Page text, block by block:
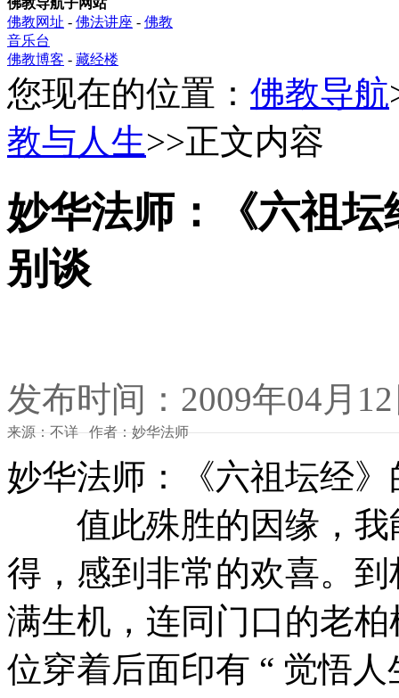
佛教网址 - 佛法讲座 - 佛教
音乐台
佛教博客 - 藏经楼
您现在的位置： 佛教导航
教与人生>>正文内容
妙华法师：《六祖
别谈
发布时间：2009年04月
来源：不详 作者：妙华法师
妙华法师：《六祖坛经
值此殊胜的因缘，我
得，感到非常的欢喜。
满生机，连同门口的老
位穿着后面印有 “ 觉悟